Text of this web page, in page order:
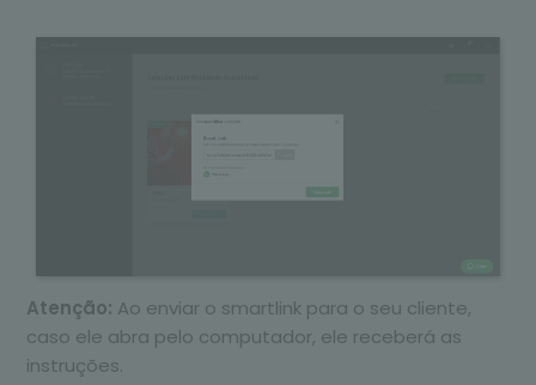
Atenção: Ao enviar o smartlink para o seu cliente,
caso ele abra pelo computador, ele receberá as
instruções.